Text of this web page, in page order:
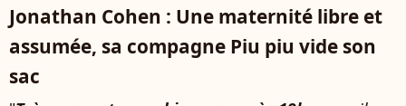
Jonathan Cohen : Une maternité libre et
assumée, sa compagne Piu piu vide son
sac